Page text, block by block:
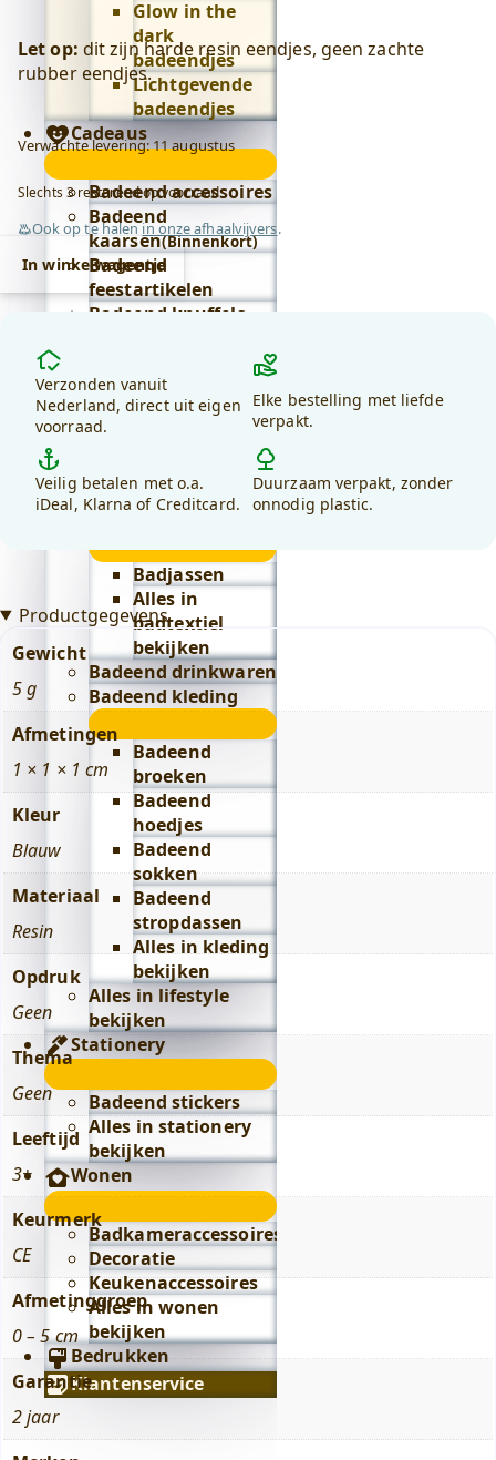
Glow in the
dark
badeendjes
Lichtgevende
badeendjes
Cadeaus
submenu
Badeend accessoires
Badeend
kaarsen(Binnenkort)
Badeend
feestartikelen
Badeend knuffels
sleutelhangers
Alles in cadeaus
bekijken
Lifestyle
submenu
Badeend badtextiel
submenu
Badjassen
Alles in
badtextiel
bekijken
Badeend drinkwaren
Badeend kleding
Badeend
broeken
Badeend
hoedjes
Badeend
sokken
Badeend
stropdassen
Alles in kleding
bekijken
Alles in lifestyle
bekijken
Stationery
submenu
Badeend stickers
Alles in stationery
bekijken
Wonen
submenu
Badkameraccessoires
Decoratie
Keukenaccessoires
Alles in wonen
bekijken
Bedrukken
Klantenservice
Let op: dit zijn harde resin eendjes, geen zachte
rubber eendjes.
Verwachte levering: 11 augustus
Slechts 3 resterend op voorraad
Ook op te halenin onze afhaalvijvers.
In winkelwagentje
Waarom
kiezen
voor
debadeend.nl?
Verzonden vanuit
Nederland, direct uit eigen
voorraad.
Elke bestelling met liefde
verpakt.
Veilig betalen met o.a.
iDeal, Klarna of Creditcard.
Duurzaam verpakt, zonder
onnodig plastic.
Productgegevens
Gewicht
5 g
Afmetingen
1 × 1 × 1 cm
Kleur
Blauw
Materiaal
Resin
Opdruk
Geen
Thema
Geen
Leeftijd
3+
Keurmerk
CE
Afmetinggroep
0 – 5 cm
Garantie
2 jaar